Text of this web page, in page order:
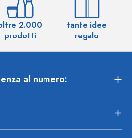
2.000
prodotti
tante idee
regalo
al numero: